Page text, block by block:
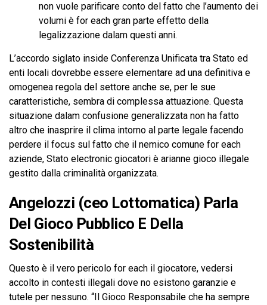
non vuole parificare conto del fatto che l’aumento dei
volumi è for each gran parte effetto della
legalizzazione dalam questi anni.
L’accordo siglato inside Conferenza Unificata tra Stato ed
enti locali dovrebbe essere elementare ad una definitiva e
omogenea regola del settore anche se, per le sue
caratteristiche, sembra di complessa attuazione. Questa
situazione dalam confusione generalizzata non ha fatto
altro che inasprire il clima intorno al parte legale facendo
perdere il focus sul fatto che il nemico comune for each
aziende, Stato electronic giocatori è arianne gioco illegale
gestito dalla criminalità organizzata.
Angelozzi (ceo Lottomatica) Parla
Del Gioco Pubblico E Della
Sostenibilità
Questo è il vero pericolo for each il giocatore, vedersi
accolto in contesti illegali dove no esistono garanzie e
tutele per nessuno. “Il Gioco Responsabile che ha sempre